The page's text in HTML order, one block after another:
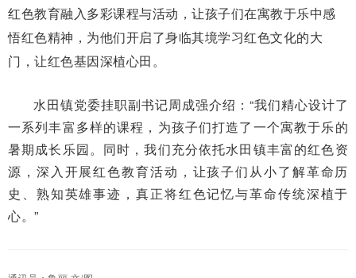
红色教育融入多彩课程与活动，让孩子们在寓教于乐中感
悟红色精神，为他们开启了身临其境学习红色文化的大
门，让红色基因深植心田。
水田镇党委挂职副书记周成强介绍：“我们精心设计了
一系列丰富多样的课程，为孩子们打造了一个寓教于乐的
暑期成长乐园。同时，我们充分依托水田镇丰富的红色资
源，深入开展红色教育活动，让孩子们从小了解革命历
史、熟知英雄事迹，真正将红色记忆与革命传统深植于
心。”